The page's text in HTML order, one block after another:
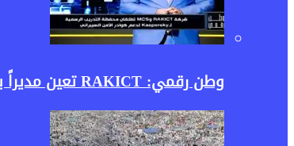
وطن رقمي: RAKICT تعين مديراً بزامبيا لتعزيز خدمات التدريب والتوسع الأفريقي